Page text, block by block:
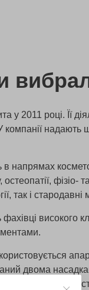
у 2011 році. Її
компанії надають
напрямах
остеопатії,
так і стародавні
фахівці високого
двома
роботи